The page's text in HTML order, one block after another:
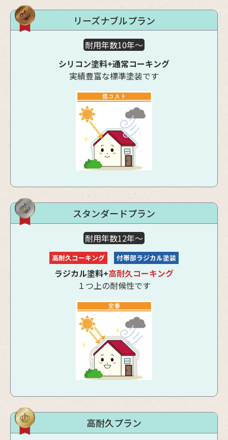
リーズナブルプラン
耐用年数10年～
シリコン塗料+通常コーキング
実績豊富な標準塗装です
スタンダードプラン
耐用年数12年～
高耐久コーキング 付帯部ラジカル塗装
ラジカル塗料+高耐久コーキング
１つ上の耐候性です
高耐久プラン